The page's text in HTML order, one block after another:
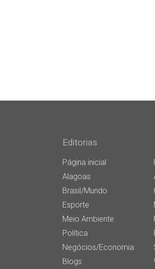
Editorias
Página inicial
Alagoas
Brasil/Mundo
Esporte
Meio Ambiente
Política
Negócios/Economia
Blogs